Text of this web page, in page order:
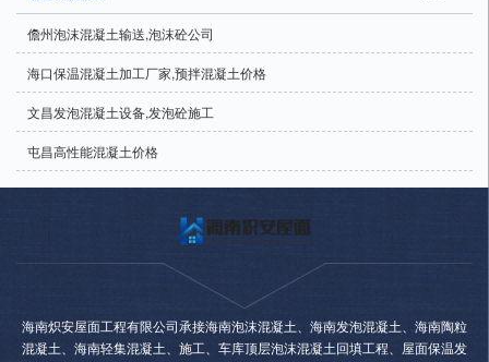
儋州泡沫混凝土输送,泡沫砼公司
海口保温混凝土加工厂家,预拌混凝土价格
文昌发泡混凝土设备,发泡砼施工
屯昌高性能混凝土价格
海南炽安屋面工程有限公司承接海南泡沫混凝土、海南发泡混凝土、海南陶粒
混凝土、海南轻集混凝土、施工、车库顶层泡沫混凝土回填工程、屋面保温发